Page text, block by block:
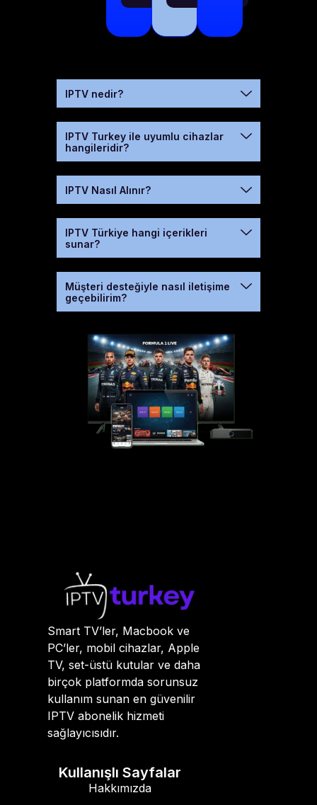
IPTV nedir?
IPTV Turkey ile uyumlu cihazlar
hangileridir?
IPTV Nasıl Alınır?
IPTV Türkiye hangi içerikleri
sunar?
Müşteri desteğiyle nasıl iletişime
geçebilirim?
Smart TV’ler, Macbook ve
PC’ler, mobil cihazlar, Apple
TV, set-üstü kutular ve daha
birçok platformda sorunsuz
kullanım sunan en güvenilir
IPTV abonelik hizmeti
sağlayıcısıdır.
Kullanışlı Sayfalar
Hakkımızda